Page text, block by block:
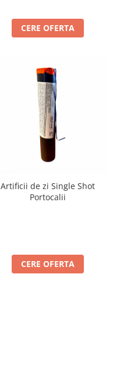
CERE OFERTA
Artificii de zi Single Shot
Portocalii
CERE OFERTA